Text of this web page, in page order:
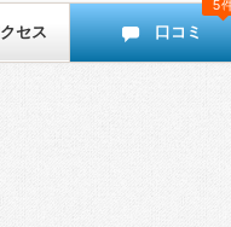
セス 口コミ
5